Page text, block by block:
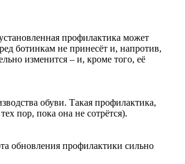
профилактика может
ботинкам не принесёт и, напротив,
изменится – и, кроме того, её
обуви. Такая профилактика,
пор, пока она не сотрётся).
обновления профилактики сильно